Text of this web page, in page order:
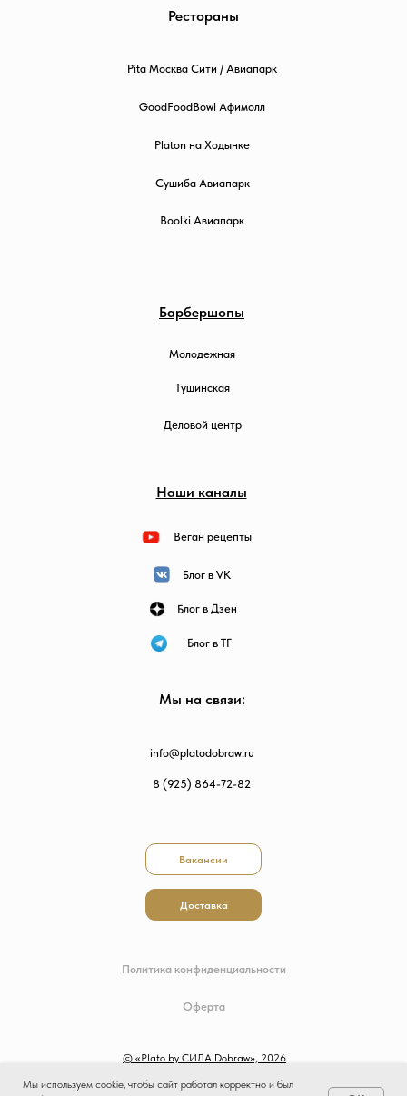
© «Plato by СИЛА Dobraw», 2026
Политика конфиденциальности
Оферта
Барбершопы
Молодежная
Тушинская
Деловой центр
Рестораны
Pita Москва Сити / Авиапарк
GoodFoodBowl Афимолл
Platon на Ходынке
Сушиба Авиапарк
Boolki Авиапарк
Наши каналы
Блог в VK
Веган рецепты
Блог в Дзен
Блог в ТГ
Мы на связи:
info@platodobraw.ru
8 (925) 864-72-82
Доставка
Вакансии
Мы используем cookie, чтобы сайт работал корректно и был